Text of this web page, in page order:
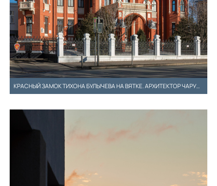
КРАСНЫЙ ЗАМОК ТИХОНА БУЛЫЧЕВА НА ВЯТКЕ. АРХИТЕКТОР ЧАРУШИН И.А.